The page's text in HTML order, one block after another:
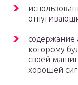
содержание
которому
своей
хорошей